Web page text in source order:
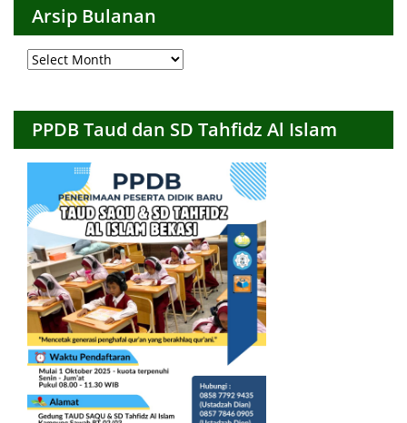
Arsip Bulanan
Arsip
Bulanan
PPDB Taud dan SD Tahfidz Al Islam